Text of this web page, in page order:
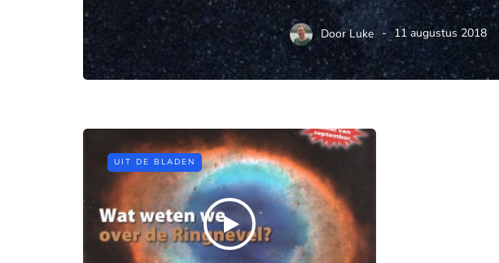
DoorLuke 11 augustus 2018
UIT DE BLADEN